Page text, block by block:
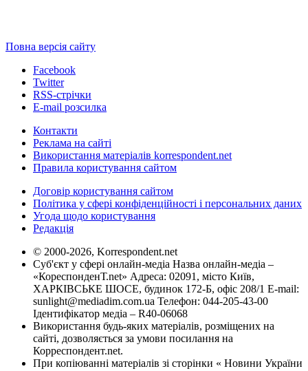
Повна версія сайту
Facebook
Twitter
RSS-стрічки
E-mail розсилка
Контакти
Реклама на сайті
Використання матеріалів korrespondent.net
Правила користування сайтом
Договір користування сайтом
Політика у сфері конфіденційності і персональних даних
Угода щодо користування
Редакція
© 2000-2026, Korrespondent.net
Суб'єкт у сфері онлайн-медіа Назва онлайн-медіа –
«КореспонденТ.net» Адреса: 02091, місто Київ,
ХАРКІВСЬКЕ ШОСЕ, будинок 172-Б, офіс 208/1 E-mail:
sunlight@mediadim.com.ua Телефон: 044-205-43-00
Ідентифікатор медіа – R40-06068
Використання будь-яких матеріалів, розміщених на
сайті, дозволяється за умови посилання на
Корреспондент.net.
При копіюванні матеріалів зі сторінки « Новини України